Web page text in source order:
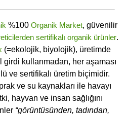
%100 Organik Market, güvenilir
sertifikalı organik ürünler.
(=ekolojik, biyolojik), üretimde
girdi kullanmadan, her aşaması
ve sertifikalı üretim biçimidir.
ve su kaynakları ile havayı
hayvan ve insan sağlığını
“görüntüsünden, tadından,